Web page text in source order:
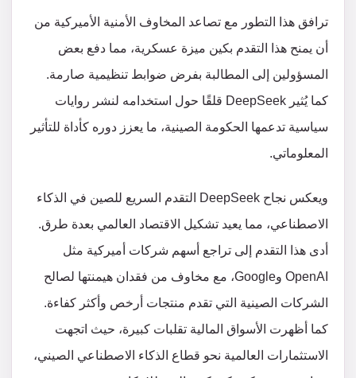
ترافق هذا التطور مع تصاعد المخاوف الأمنية الأميركية من
أن يمنح هذا التقدم بكين ميزة عسكرية، مما دفع بعض
المسؤولين إلى المطالبة بفرض ضوابط تنظيمية صارمة.
كما يُثير DeepSeek قلقًا حول استخدامه لنشر روايات
سياسية تدعمها الحكومة الصينية، ما يعزز دوره كأداة للتأثير
المعلوماتي.
ويعكس نجاح DeepSeek التقدم السريع للصين في الذكاء
الاصطناعي، مما يعيد تشكيل الاقتصاد العالمي بعدة طرق.
أدى هذا التقدم إلى تراجع أسهم شركات أميركية مثل
OpenAI وGoogle، مع مخاوف من فقدان هيمنتها لصالح
الشركات الصينية التي تقدم منتجات أرخص وأكثر كفاءة.
كما أظهرت الأسواق المالية تقلبات كبيرة، حيث اتجهت
الاستثمارات العالمية نحو قطاع الذكاء الاصطناعي الصيني،